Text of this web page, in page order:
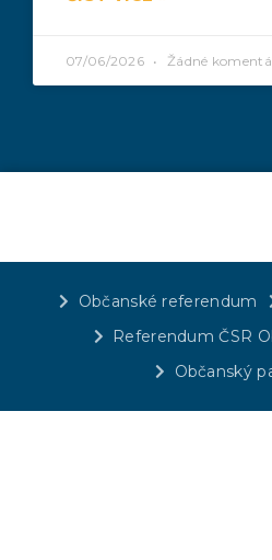
07/06/2026 Žádné
Občanské referendum
Referendum ČSR
Občanský